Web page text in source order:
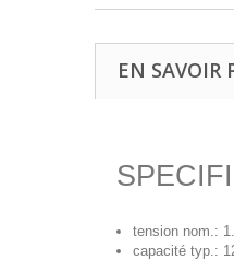
EN SAVOIR
tension nom.:
capacité typ.: